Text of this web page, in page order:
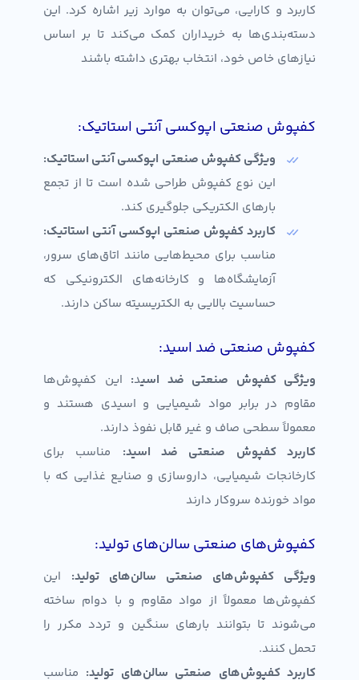
کاربرد و کارایی، می‌توان به موارد زیر اشاره کرد. این
دسته‌بندی‌ها به خریداران کمک می‌کند تا بر اساس
نیازهای خاص خود، انتخاب بهتری داشته باشند
کفپوش صنعتی اپوکسی آنتی استاتیک:
ویژگی‌ کفپوش صنعتی اپوکسی آنتی استاتیک:
این نوع کفپوش طراحی شده است تا از تجمع
بارهای الکتریکی جلوگیری کند.
کاربرد کفپوش صنعتی اپوکسی آنتی استاتیک:
مناسب برای محیط‌هایی مانند اتاق‌های سرور،
آزمایشگاه‌ها و کارخانه‌های الکترونیکی که
حساسیت بالایی به الکتریسیته ساکن دارند.
کفپوش صنعتی ضد اسید:
ویژگی‌ کفپوش صنعتی ضد اسید: این کفپوش‌ها
مقاوم در برابر مواد شیمیایی و اسیدی هستند و
معمولاً سطحی صاف و غیر قابل نفوذ دارند.
کاربرد کفپوش صنعتی ضد اسید: مناسب برای
کارخانجات شیمیایی، داروسازی و صنایع غذایی که با
مواد خورنده سروکار دارند
کفپوش‌های صنعتی سالن‌های تولید:
ویژگی‌ کفپوش‌های صنعتی سالن‌های تولید: این
کفپوش‌ها معمولاً از مواد مقاوم و با دوام ساخته
می‌شوند تا بتوانند بارهای سنگین و تردد مکرر را
تحمل کنند.
کاربرد کفپوش‌های صنعتی سالن‌های تولید: مناسب